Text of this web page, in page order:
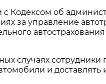
с Кодексом об
за управление
случаях
и доставлять